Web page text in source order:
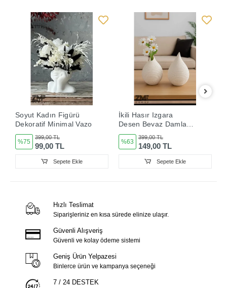
Soyut Kadın Figürü
Dekoratif Minimal Vazo
%75
399,00 TL
99,00 TL
Sepete Ekle
İkili Hasır Izgara
Desen Beyaz Damla
Vazo Set
%63
399,00 TL
149,00 TL
Sepete Ekle
Hızlı Teslimat
Siparişleriniz en kısa sürede elinize ulaşır.
Güvenli Alışveriş
Güvenli ve kolay ödeme sistemi
Geniş Ürün Yelpazesi
Binlerce ürün ve kampanya seçeneği
7 / 24 DESTEK